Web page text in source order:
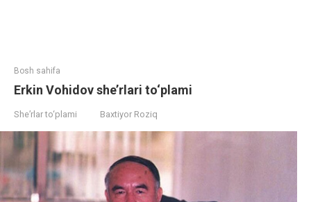
Bosh sahifa
Erkin Vohidov she’rlari to‘plami
She’rlar to‘plami Baxtiyor Roziq